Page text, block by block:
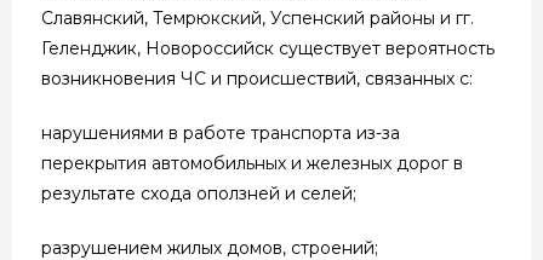
Славянский, Темрюкский, Успенский районы и гг.
Геленджик, Новороссийск существует вероятность
возникновения ЧС и происшествий, связанных с:
нарушениями в работе транспорта из-за
перекрытия автомобильных и железных дорог в
результате схода оползней и селей;
разрушением жилых домов, строений;